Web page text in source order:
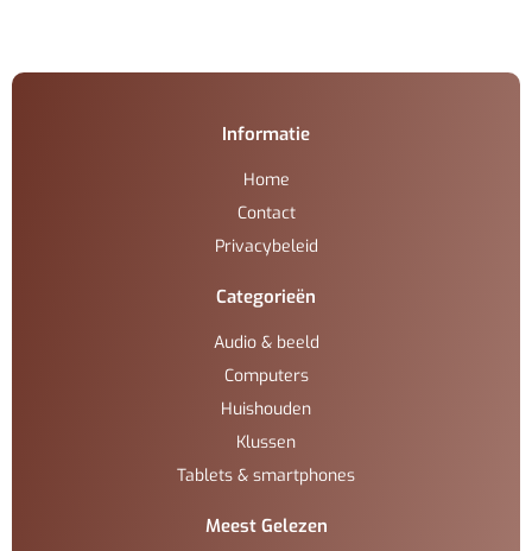
Informatie
Home
Contact
Privacybeleid
Categorieën
Audio & beeld
Computers
Huishouden
Klussen
Tablets & smartphones
Meest Gelezen